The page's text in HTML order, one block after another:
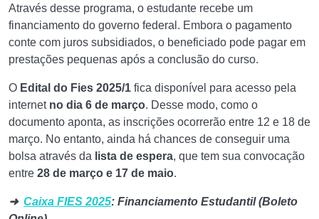
Através desse programa, o estudante recebe um
financiamento do governo federal. Embora o pagamento
conte com juros subsidiados, o beneficiado pode pagar em
prestações pequenas após a conclusão do curso.
O Edital do Fies 2025/1 fica disponível para acesso pela
internetno dia 6 de março. Desse modo, como o
documento aponta, as inscrições ocorrerão entre 12 e 18 de
março. No entanto, ainda há chances de conseguir uma
bolsa através da lista de espera, que tem sua convocação
entre 28 de março e 17 de maio.
➜ Caixa FIES 2025: Financiamento Estudantil (Boleto